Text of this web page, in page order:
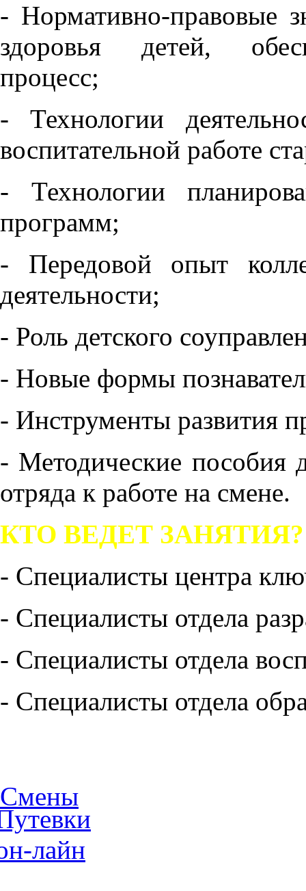
- Нормативно-правовые
здоровья детей,
процесс;
- Технологии
воспитательной работе
- Технологии
программ;
- Передовой опыт
деятельности;
- Роль детского
- Новые формы
- Инструменты развития
- Методические пособия
отряда к работе на смене.
КТО ВЕДЕТ ЗАНЯТИЯ?
- Специалисты центра
- Специалисты отдела
- Специалисты отдела
- Специалисты отдела
Смены
лайн